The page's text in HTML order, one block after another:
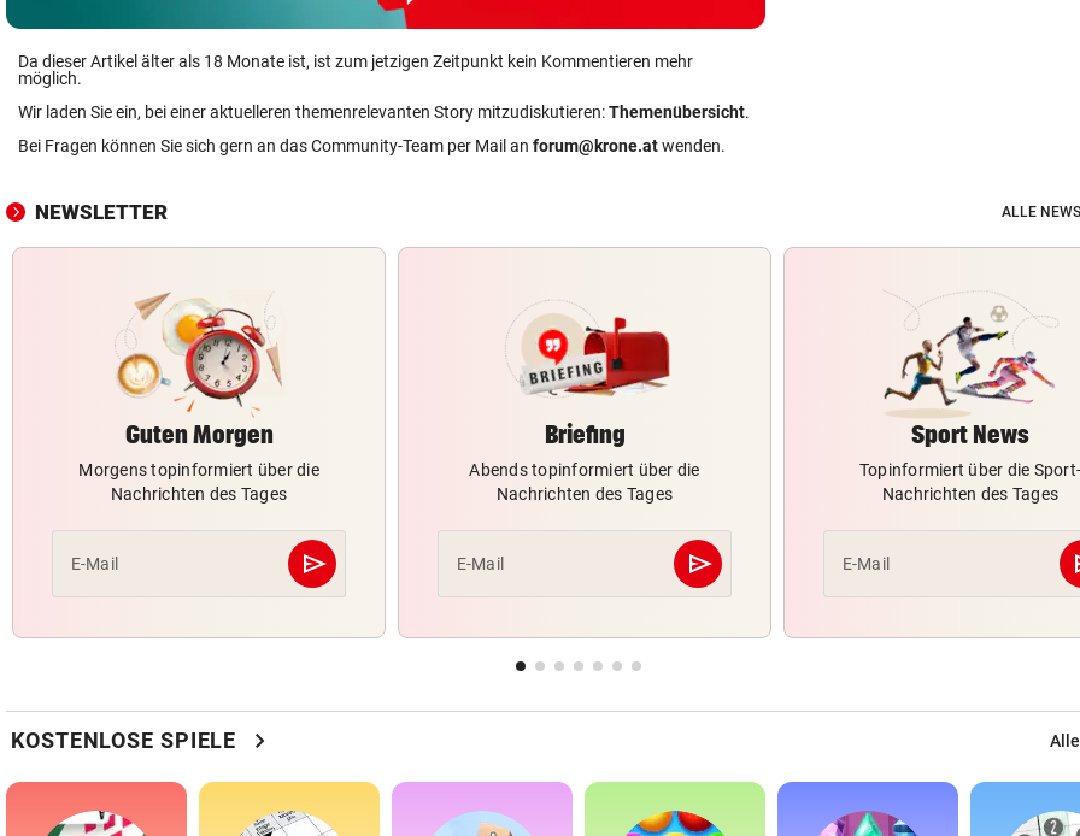
Da dieser Artikel älter als 18 Monate ist, ist zum jetzigen Zeitpunkt kein Kommentieren mehr
möglich.
Wir laden Sie ein, bei einer aktuelleren themenrelevanten Story mitzudiskutieren:Themenübersicht.
Bei Fragen können Sie sich gern an das Community-Team per Mail an forum@krone.atwenden.
NEWSLETTER ALLE
Guten Morgen
Morgens topinformiert über die
Nachrichten des Tages
E-Mail send
Abschicken
Briefing
Abends topinformiert über die
Nachrichten des Tages
E-Mail send
Abschicken
Sport News
Topinformiert über die Sport-
Nachrichten des Tages
E-Mail
KOSTENLOSE SPIELE chevron_right